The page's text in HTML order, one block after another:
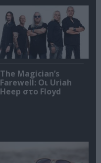
The Magician’s
Farewell: Οι Uriah
Heep στο Floyd